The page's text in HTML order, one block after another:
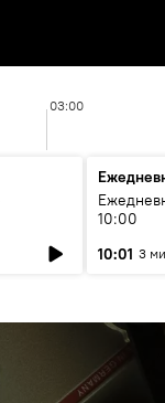
03:00
10:00
10:01 3